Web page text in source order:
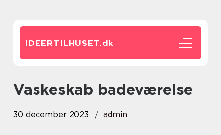
IDEERTILHUSET.dk
vaskeskab badeværelse
30 december 2023 admin